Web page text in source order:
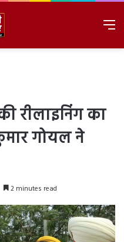
रीलाइनिंग का
गोयल ने
2 minutes read